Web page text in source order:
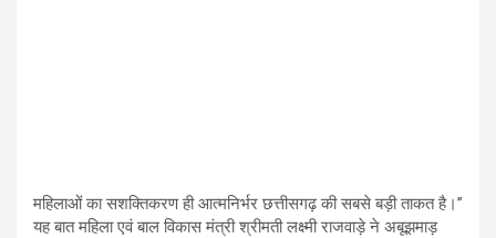
महिलाओं का सशक्तिकरण ही आत्मनिर्भर छत्तीसगढ़ की सबसे बड़ी ताकत है।”
यह बात महिला एवं बाल विकास मंत्री श्रीमती लक्ष्मी राजवाड़े ने अबूझमाड़